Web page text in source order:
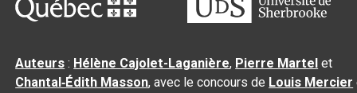
Auteurs : Hélène Cajolet-Laganière, Pierre Martel et
Chantal‑Édith Masson, avec le concours de Louis Mercier